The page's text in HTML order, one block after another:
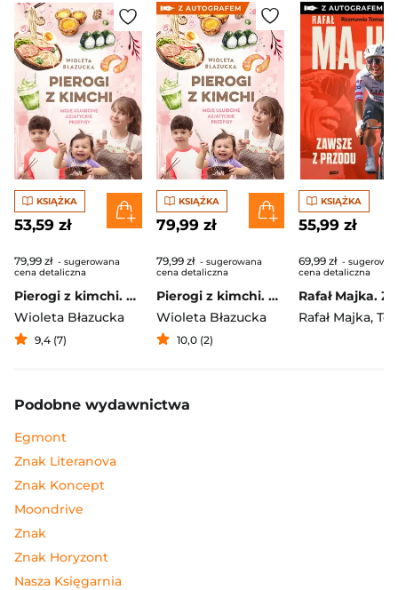
KSIĄŻKA
53,59 zł
79,99 zł - sugerowana
cena detaliczna
Pierogi z kimchi. Moje ulubione azjatyckie przepisy
Wioleta Błazucka
9,4 (7)
KSIĄŻKA
79,99 zł
79,99 zł - sugerowana
cena detaliczna
Pierogi z kimchi. Moje ulubione azjatyckie przepisy - książka z autografem
Wioleta Błazucka
10,0 (2)
KSIĄŻKA
55,99 zł
69,99 zł -
cena detaliczna
Rafał Majka,
Podobne wydawnictwa
Egmont
Znak Literanova
Znak Koncept
Moondrive
Znak
Znak Horyzont
Nasza Księgarnia